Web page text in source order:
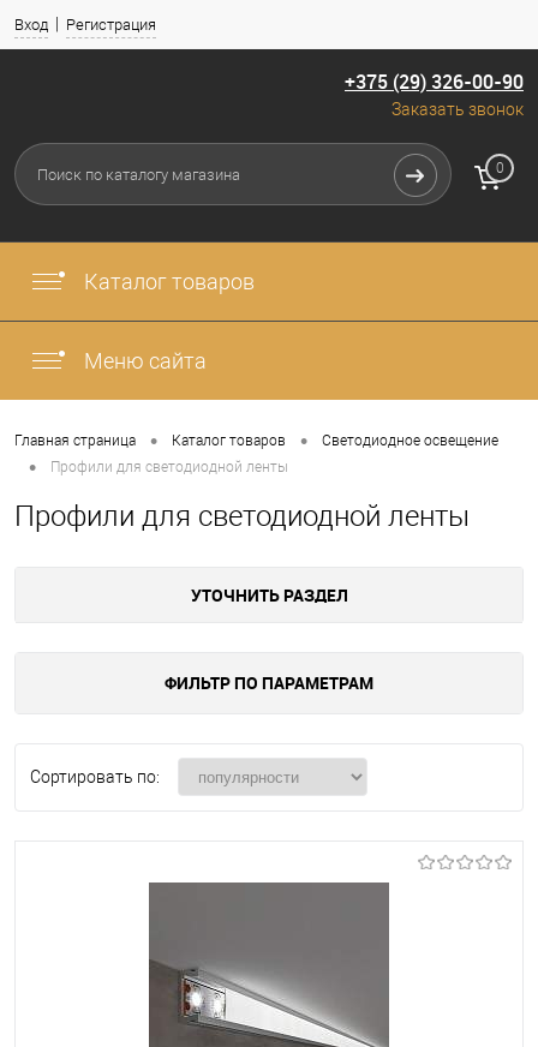
Вход Регистрация
+375 (29) 326-00-90
Заказать звонок
Меню сайта
Каталог товаров
0
Главная страница • Каталог товаров • Светодиодное освещение
• Профили для светодиодной ленты
Профили для светодиодной ленты
УТОЧНИТЬ РАЗДЕЛ
ФИЛЬТР ПО ПАРАМЕТРАМ
Сортировать по: